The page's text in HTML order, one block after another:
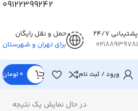
09122399242
پشتیبانی 24/7
02188939781
حمل و نقل رایگان
برای تهران و شهرستان
ورود / ثبت نام 0 تومان
در حال نمایش یک نتیجه